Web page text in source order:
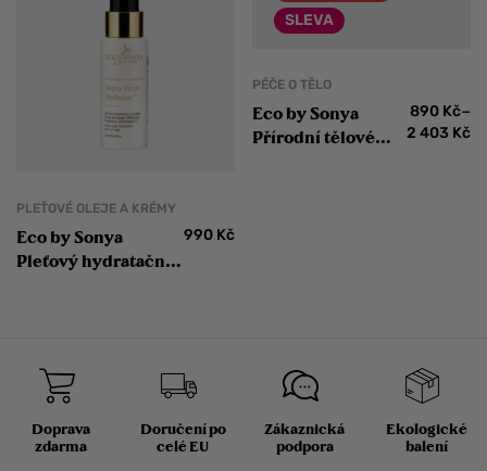
PLEŤOVÉ OLEJE A KRÉMY
Eco by Sonya
Pleťový hydratační
990 Kč
SLEVA
PÉČE O TĚLO
Eco by Sonya
Přírodní tělové
890 Kč–
2 403 Kč
Doprava
zdarma
Doručení po
celé EU
Zákaznická
podpora
Ekologické
balení